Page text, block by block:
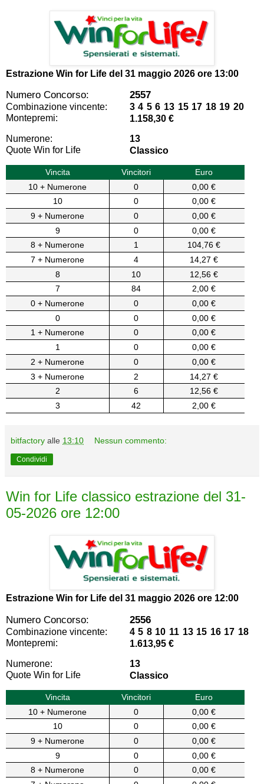
Estrazione Win for Life del 31 maggio 2026 ore 13:00
Numero Concorso: 2557
Combinazione vincente:
3 4 5 6 13 15 17 18 19 20
Montepremi:
1.158,30 €
Numerone:
13
Quote Win for Life
Classico
Vincita Vincitori
Euro
10 + Numerone
0
0,00 €
10
0
0,00 €
9 + Numerone
0
0,00 €
9
0
0,00 €
8 + Numerone
1
104,76 €
7 + Numerone
4
14,27 €
8
10
12,56 €
7
84
2,00 €
0 + Numerone
0
0,00 €
0
0
0,00 €
1 + Numerone
0
0,00 €
1
0
0,00 €
2 + Numerone
0
0,00 €
3 + Numerone
2
14,27 €
2
6
12,56 €
3
42 2,00 €
bitfactory alle 13:10 Nessun commento:
Condividi
Win for Life classico estrazione del 31-
05-2026 ore 12:00
Estrazione Win for Life del 31 maggio 2026 ore 12:00
Numero Concorso: 2556
Combinazione vincente:
4 5 8 10 11 13 15 16 17 18
Montepremi:
1.613,95 €
Numerone:
13
Quote Win for Life
Classico
Vincita Vincitori
Euro
10 + Numerone
0
0,00 €
10
0
0,00 €
9 + Numerone
0
0,00 €
9
0
0,00 €
8 + Numerone
0
0,00 €